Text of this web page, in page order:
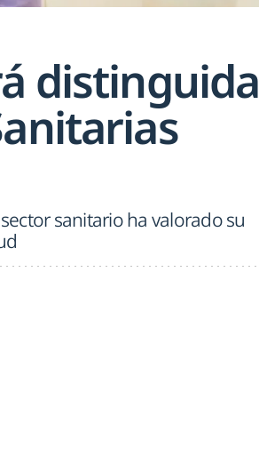
distinguida
sanitario ha valorado su